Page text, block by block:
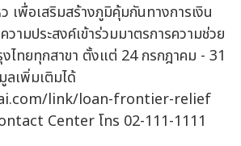
ว เพื่อเสริมสร้างภูมิคุ้มกันทางการเงิน
ามประสงค์เข้าร่วมมาตรการความช่วย
งไทยทุกสาขา ตั้งแต่ 24 กรกฎาคม - 31
ลเพิ่มเติมได้
link/loan-frontier-relief
Center โทร 02-111-1111